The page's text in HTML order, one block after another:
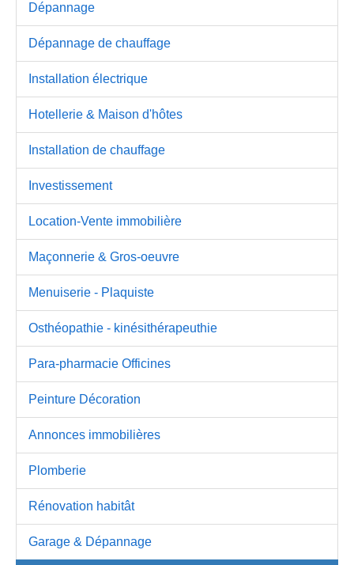
Dépannage
Dépannage de chauffage
Installation électrique
Hotellerie & Maison d'hôtes
Installation de chauffage
Investissement
Location-Vente immobilière
Maçonnerie & Gros-oeuvre
Menuiserie - Plaquiste
Osthéopathie - kinésithérapeuthie
Para-pharmacie Officines
Peinture Décoration
Annonces immobilières
Plomberie
Rénovation habitât
Garage & Dépannage